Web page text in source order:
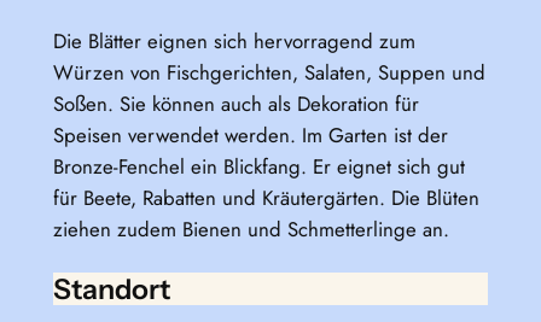
Die Blätter eignen sich hervorragend zum
Würzen von Fischgerichten, Salaten, Suppen und
Soßen. Sie können auch als Dekoration für
Speisen verwendet werden. Im Garten ist der
Bronze-Fenchel ein Blickfang. Er eignet sich gut
für Beete, Rabatten und Kräutergärten. Die Blüten
ziehen zudem Bienen und Schmetterlinge an.
Standort